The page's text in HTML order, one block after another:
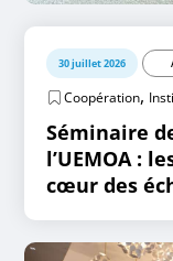
30 juillet 2026
Coopération,
Séminaire
l’UEMOA :
cœur des